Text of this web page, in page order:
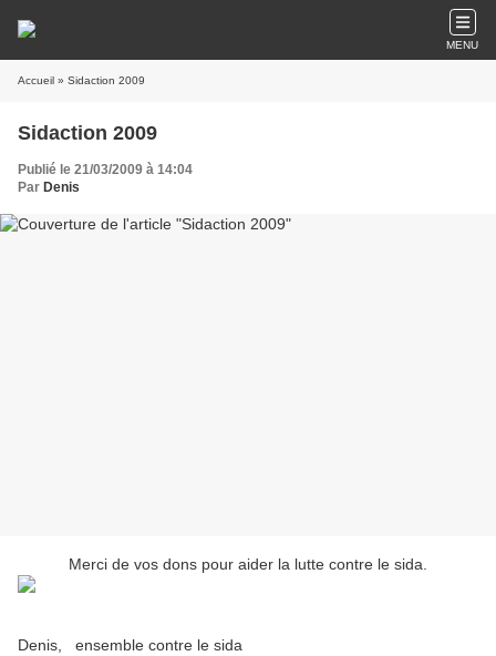
MENU
Accueil » Sidaction 2009
Sidaction 2009
Publié le 21/03/2009 à 14:04
Par Denis
Merci de vos dons pour aider la lutte contre le sida.
Denis, ensemble contre le sida